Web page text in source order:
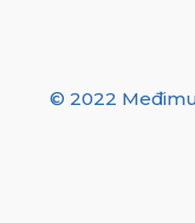
© 2022